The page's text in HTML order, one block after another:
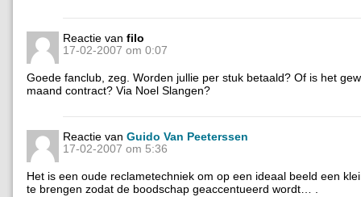
Reactie van filo
17-02-2007 om 0:07
Goede fanclub, zeg. Worden jullie per stuk betaald? Of is het
maand contract? Via Noel Slangen?
Reactie van Guido Van Peeterssen
17-02-2007 om 5:36
Het is een oude reclametechniek om op een ideaal beeld een
te brengen zodat de boodschap geaccentueerd wordt… .